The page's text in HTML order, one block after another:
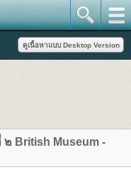
๒ British Museum -